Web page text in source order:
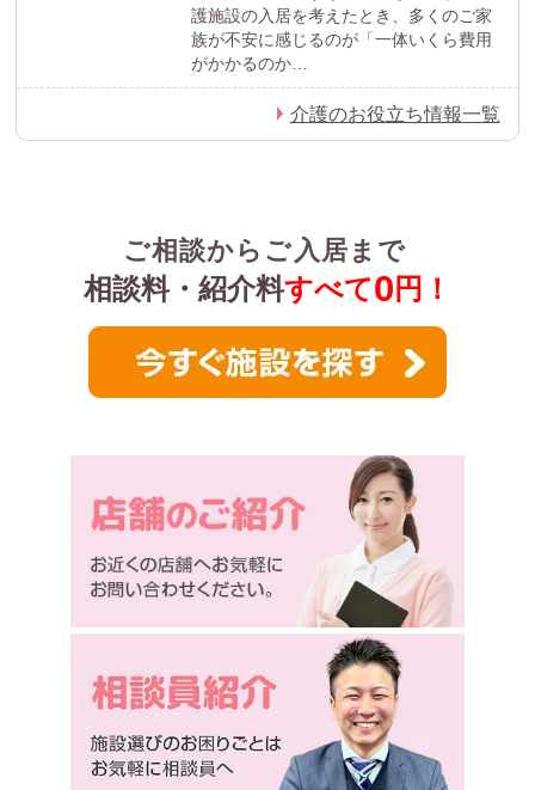
護施設の入居を考えたとき、多くのご家
族が不安に感じるのが「一体いくら費用
がかかるのか…
介護のお役立ち情報一覧
ご相談からご入居まで
相談料・紹介料すべて0 円！